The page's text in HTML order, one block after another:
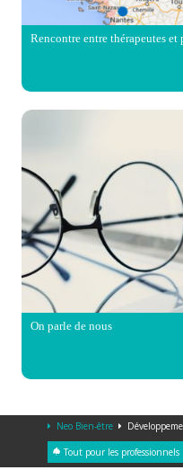
Rencontre entre thérapeutes
On parle de nous
Neo Bien-être
Tout pour les professionnels